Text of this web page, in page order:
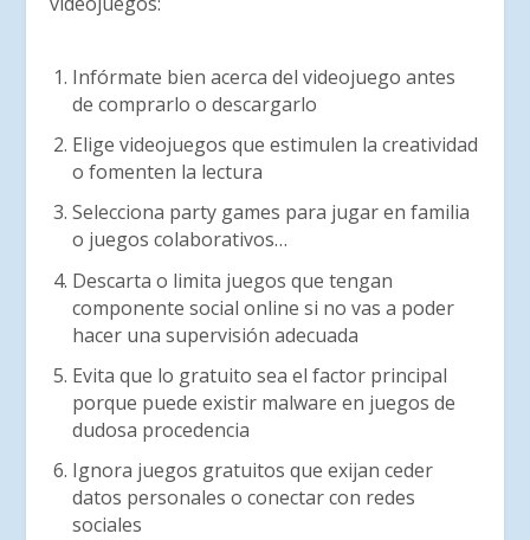
Infórmate bien acerca del videojuego antes
de comprarlo o descargarlo
Elige videojuegos que estimulen la creatividad
o fomenten la lectura
Selecciona party games para jugar en familia
o juegos colaborativos…
Descarta o limita juegos que tengan
componente social online si no vas a poder
hacer una supervisión adecuada
Evita que lo gratuito sea el factor principal
porque puede existir malware en juegos de
dudosa procedencia
Ignora juegos gratuitos que exijan ceder
datos personales o conectar con redes
sociales